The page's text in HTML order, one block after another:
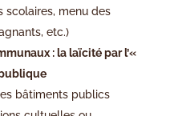
scolaires, menu des
etc.)
: la laïcité par l’«
bâtiments publics